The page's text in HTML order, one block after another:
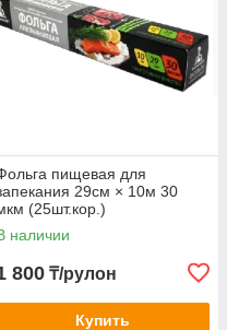
пищевая для
29см × 10м 30
(25шт.кор.)
наличии
800 ₸/рулон
Купить